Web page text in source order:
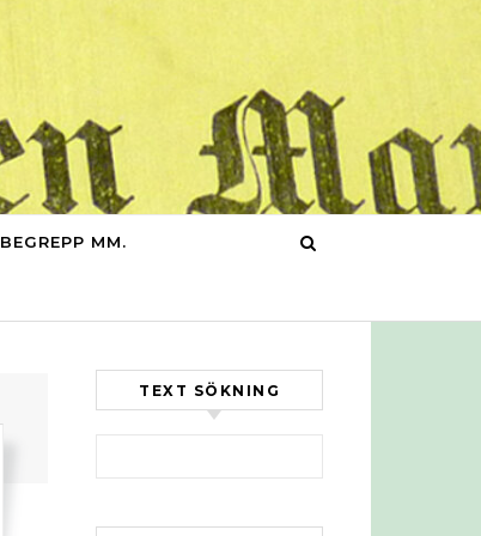
BEGREPP MM.
TEXT SÖKNING